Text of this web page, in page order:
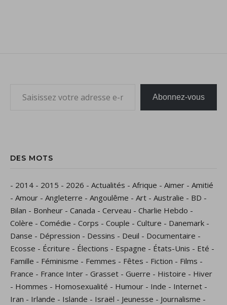
Abonnez-vous
DES MOTS
- 2014 - 2015 - 2026 - Actualités - Afrique - Aimer - Amitié
- Amour - Angleterre - Angoulême - Art - Australie - BD -
Bilan - Bonheur - Canada - Cerveau - Charlie Hebdo -
Colère - Comédie - Corps - Couple - Culture - Danemark -
Danse - Dépression - Dessins - Deuil - Documentaire -
Ecosse - Écriture - Élections - Espagne - États-Unis - Eté -
Famille - Féminisme - Femmes - Fêtes - Fiction - Films -
France - France Inter - Grasset - Guerre - Histoire - Hiver
- Hommes - Homosexualité - Humour - Inde - Internet -
Iran - Irlande - Islande - Israël - Jeunesse - Journalisme -